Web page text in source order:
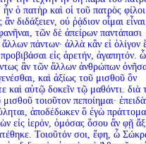
ὁ πατὴρ καὶ οἱ τοῦ πατρὸς φίλοι
ἂν διδάξειεν, οὐ ῥᾴδιον οἶμαι
τῶν δὲ ἀπείρων παντάπασι
πάντων· ἀλλὰ κἂν εἰ ὀλίγον
εἰς ἀρετήν, ἀγαπητόν.
ἂν τῶν ἄλλων ἀνθρώπων
καὶ ἀξίως τοῦ μισθοῦ ὃν
καὶ αὐτῷ δοκεῖν τῷ μαθόντι. διὰ
τοιοῦτον πεποίημαι·
ἀποδέδωκεν ὃ ἐγὼ
εἰς ἱερόν, ὀμόσας ὅσου ἂν φῇ
Τοιοῦτόν σοι, ἔφη, ὦ